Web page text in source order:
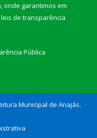
onde garantimos em
leis de transparência
Pública
Municipal de Anajás.